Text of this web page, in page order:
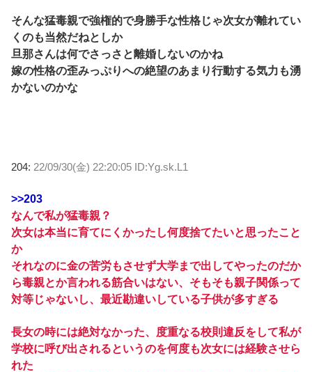
そんな猛毒親で強権的で身勝手な性格じゃ次女が離れてい
くのも当然だねとしか
旦那さんは何でさっさと離婚しないのかね
嫁の性格の歪みっぷりへの絶望のあまり行動する気力も湧
かないのかな
204: 22/09/30(金) 22:20:05 ID:Yg.sk.L1
>>203
なんで私が猛毒親？
次女は本当に育てにくかったし何度捨てたいと思ったこと
か
それなのに金の苦労もさせず大学まで出してやったのだか
ら毒親とか言われる筋合いはない、そもそも親子関係って
対等じゃないし、最近勘違いしている子供が多すぎる
長女の時には絶対なかった、度重なる校則違反をして私が
学校に呼び出されるというのを何度も次女には経験させら
れた